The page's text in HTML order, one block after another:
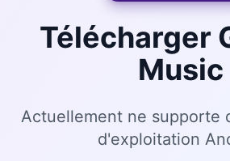
Télécharger
Music
Actuellement ne supporte
d'exploitation